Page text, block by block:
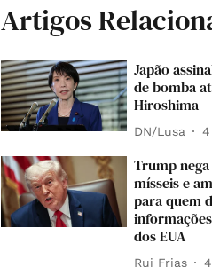
Artigos
Japão
de bomba
Hiroshima
DN/Lusa
Trump nega
mísseis e
para quem
dos EUA
Rui Frias